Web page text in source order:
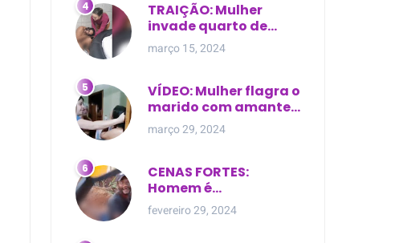
TRAIÇÃO: Mulher
invade quarto de
motel e encontra o
marido com outra na
março 15, 2024
VÍDEO: Mulher flagra o
marido com amante
dentro da própria
residência
março 29, 2024
CENAS FORTES:
Homem é
brutalmente atacado
e morto a golpes de
fevereiro 29, 2024